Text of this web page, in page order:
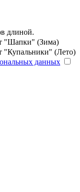
длиной.
"Шапки" (Зима)
"Купальники" (Лето)
данных